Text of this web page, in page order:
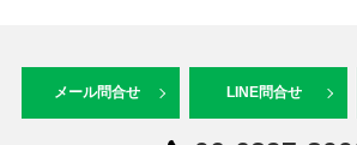
メール問合せ LINE問合せ